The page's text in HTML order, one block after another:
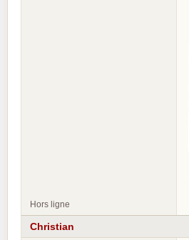
Hors ligne
Christian